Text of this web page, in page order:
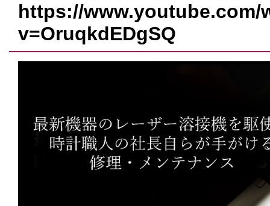
https://www.youtube.com/
v=OruqkdEDgSQ